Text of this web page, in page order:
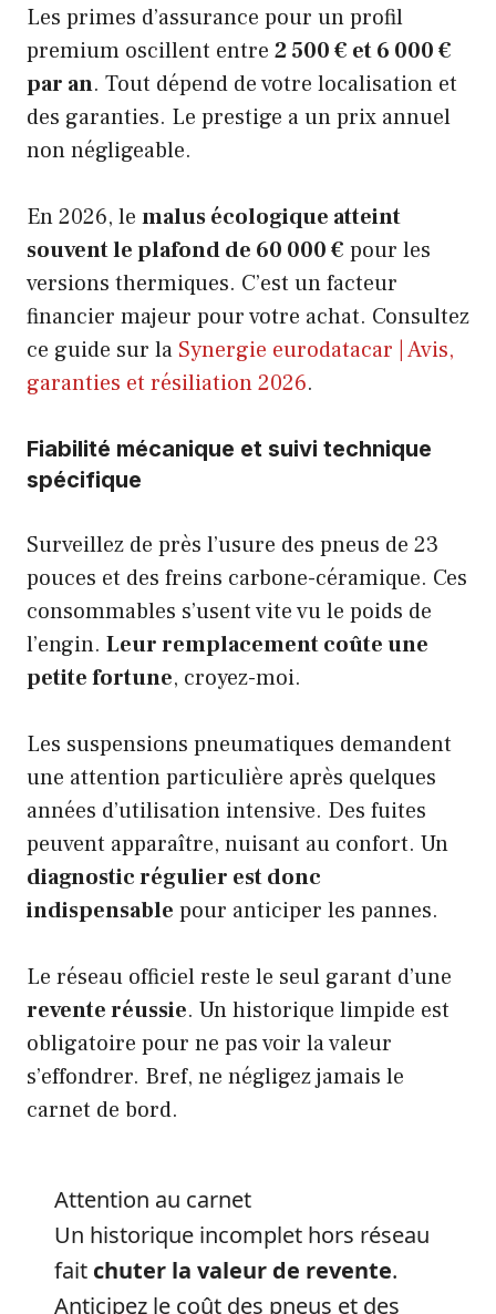
Les primes d’assurance pour un profil
premium oscillent entre 2 500 € et 6 000 €
par an. Tout dépend de votre localisation et
des garanties. Le prestige a un prix annuel
non négligeable.
En 2026, le malus écologique atteint
souvent le plafond de 60 000 € pour les
versions thermiques. C’est un facteur
financier majeur pour votre achat. Consultez
ce guide sur la Synergie eurodatacar | Avis,
garanties et résiliation 2026.
Fiabilité mécanique et suivi technique
spécifique
Surveillez de près l’usure des pneus de 23
pouces et des freins carbone-céramique. Ces
consommables s’usent vite vu le poids de
l’engin. Leur remplacement coûte une
petite fortune, croyez-moi.
Les suspensions pneumatiques demandent
une attention particulière après quelques
années d’utilisation intensive. Des fuites
peuvent apparaître, nuisant au confort. Un
diagnostic régulier est donc
indispensable pour anticiper les pannes.
Le réseau officiel reste le seul garant d’une
revente réussie. Un historique limpide est
obligatoire pour ne pas voir la valeur
s’effondrer. Bref, ne négligez jamais le
carnet de bord.
Attention au carnet
Un historique incomplet hors réseau
fait chuter la valeur de revente.
Anticipez le coût des pneus et des